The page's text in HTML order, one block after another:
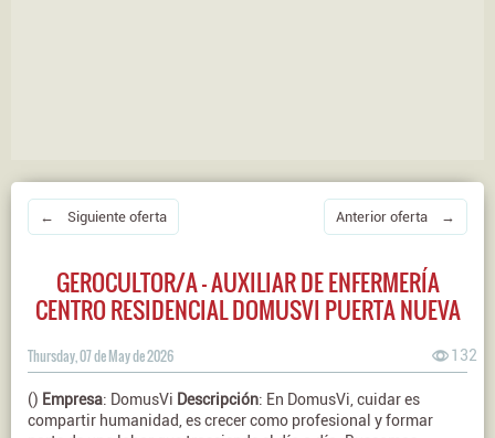
← Siguiente oferta Anterior oferta →
GEROCULTOR/A - AUXILIAR DE ENFERMERÍA
CENTRO RESIDENCIAL DOMUSVI PUERTA NUEVA
Thursday, 07 de May de 2026 132
() Empresa: DomusVi Descripción: En DomusVi, cuidar es
compartir humanidad, es crecer como profesional y formar